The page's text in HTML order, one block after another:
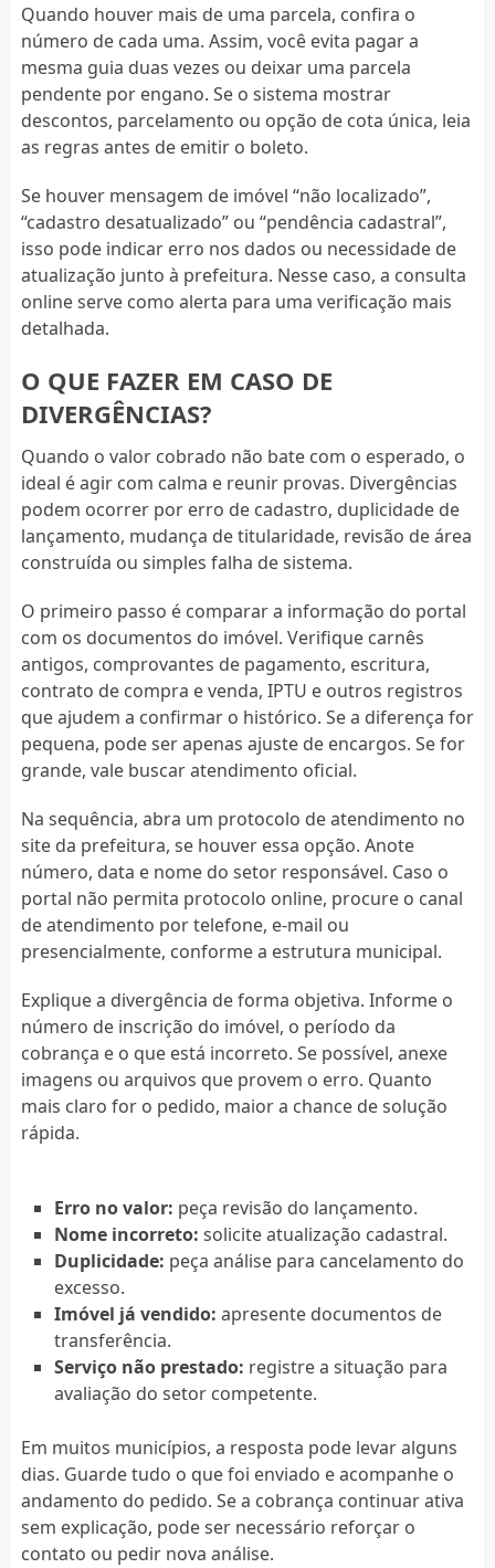
Quando houver mais de uma parcela, confira o
número de cada uma. Assim, você evita pagar a
mesma guia duas vezes ou deixar uma parcela
pendente por engano. Se o sistema mostrar
descontos, parcelamento ou opção de cota única, leia
as regras antes de emitir o boleto.
Se houver mensagem de imóvel “não localizado”,
“cadastro desatualizado” ou “pendência cadastral”,
isso pode indicar erro nos dados ou necessidade de
atualização junto à prefeitura. Nesse caso, a consulta
online serve como alerta para uma verificação mais
detalhada.
O QUE FAZER EM CASO DE
DIVERGÊNCIAS?
Quando o valor cobrado não bate com o esperado, o
ideal é agir com calma e reunir provas. Divergências
podem ocorrer por erro de cadastro, duplicidade de
lançamento, mudança de titularidade, revisão de área
construída ou simples falha de sistema.
O primeiro passo é comparar a informação do portal
com os documentos do imóvel. Verifique carnês
antigos, comprovantes de pagamento, escritura,
contrato de compra e venda, IPTU e outros registros
que ajudem a confirmar o histórico. Se a diferença for
pequena, pode ser apenas ajuste de encargos. Se for
grande, vale buscar atendimento oficial.
Na sequência, abra um protocolo de atendimento no
site da prefeitura, se houver essa opção. Anote
número, data e nome do setor responsável. Caso o
portal não permita protocolo online, procure o canal
de atendimento por telefone, e-mail ou
presencialmente, conforme a estrutura municipal.
Explique a divergência de forma objetiva. Informe o
número de inscrição do imóvel, o período da
cobrança e o que está incorreto. Se possível, anexe
imagens ou arquivos que provem o erro. Quanto
mais claro for o pedido, maior a chance de solução
rápida.
Erro no valor: peça revisão do lançamento.
Nome incorreto: solicite atualização cadastral.
Duplicidade: peça análise para cancelamento do
excesso.
Imóvel já vendido: apresente documentos de
transferência.
Serviço não prestado: registre a situação para
avaliação do setor competente.
Em muitos municípios, a resposta pode levar alguns
dias. Guarde tudo o que foi enviado e acompanhe o
andamento do pedido. Se a cobrança continuar ativa
sem explicação, pode ser necessário reforçar o
contato ou pedir nova análise.